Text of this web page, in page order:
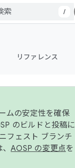
/
リファレンス
ムの安定性を確保
のビルドと投稿に
フェスト ブランチ
AOSP の変更点を